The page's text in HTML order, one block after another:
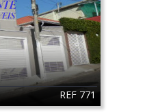
REF 771